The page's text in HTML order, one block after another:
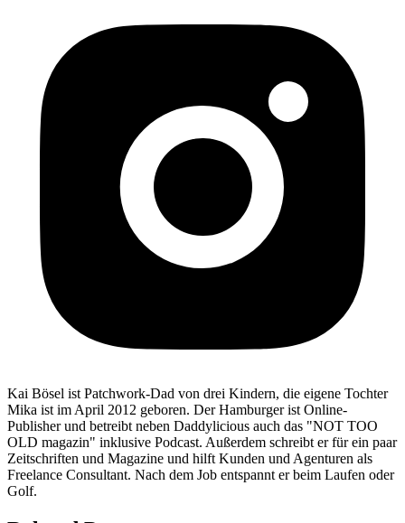
Kai Bösel ist Patchwork-Dad von drei Kindern, die eigene Tochter
Mika ist im April 2012 geboren. Der Hamburger ist Online-
Publisher und betreibt neben Daddylicious auch das "NOT TOO
OLD magazin" inklusive Podcast. Außerdem schreibt er für ein paar
Zeitschriften und Magazine und hilft Kunden und Agenturen als
Freelance Consultant. Nach dem Job entspannt er beim Laufen oder
Golf.